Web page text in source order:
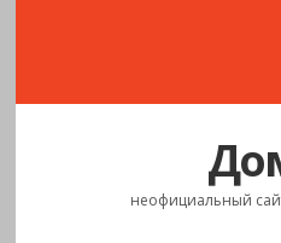
неофициальный